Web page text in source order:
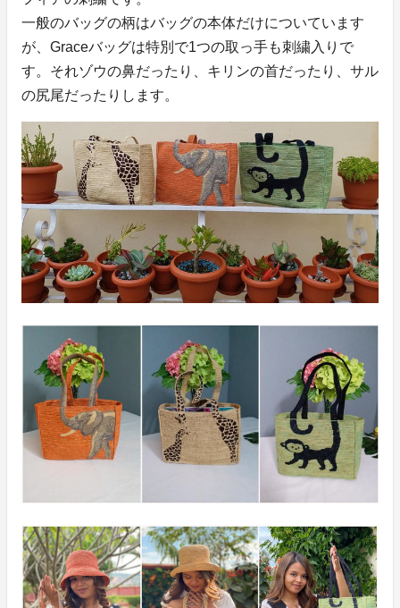
一般のバッグの柄はバッグの本体だけについています
が、Graceバッグは特別で1つの取っ手も刺繍入りで
す。それゾウの鼻だったり、キリンの首だったり、サル
の尻尾だったりします。